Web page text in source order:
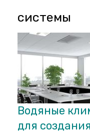
системы
Водяные
для